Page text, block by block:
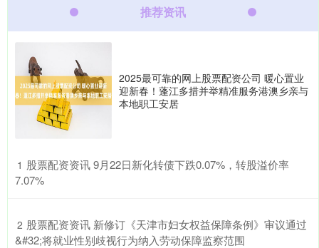
推荐资讯
2025最可靠的网上股票配资公司 暖心置业
迎新春！蓬江多措并举精准服务港澳乡亲与
本地职工安居
1 ​股票配资资讯 9月22日新化转债下跌0.07%，转股溢价率
7.07%
2 ​股票配资资讯 新修订《天津市妇女权益保障条例》审议通过
&#32;将就业性别歧视行为纳入劳动保障监察范围